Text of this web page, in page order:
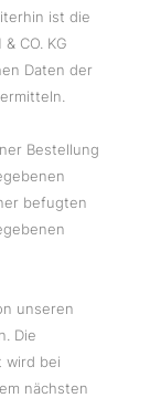
ist die
CO. KG
Daten der
Bestellung
befugten
unseren
Die
wird bei
nächsten